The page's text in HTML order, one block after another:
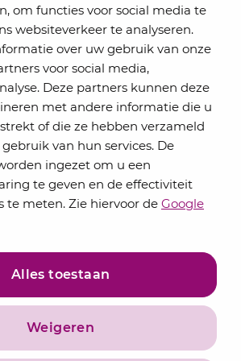
om functies voor social media te
websiteverkeer te analyseren.
over uw gebruik van onze
voor social media,
Deze partners kunnen deze
met andere informatie die u
of die ze hebben verzameld
van hun services. De
ingezet om u een
te geven en de effectiviteit
te meten. Zie hiervoor de Google
Alles toestaan
Weigeren
onze nieuwsbrief
de adviseurs van Lansigt in
voorwaarden